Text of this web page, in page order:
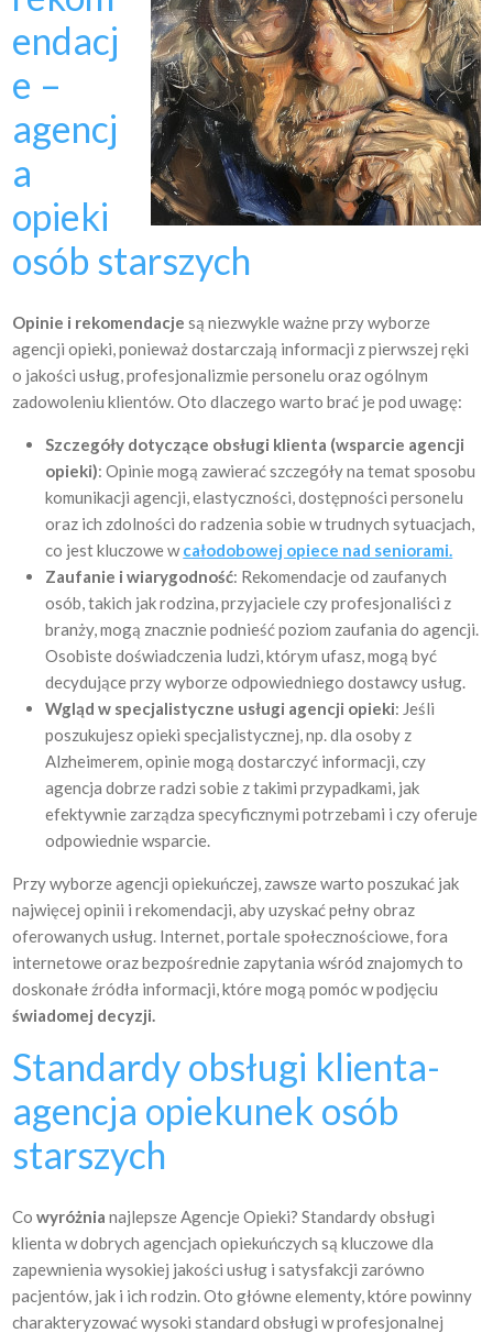
endacj
e –
agencj
a
opieki
osób starszych
Opinie i rekomendacjesą niezwykle ważne przy wyborze
agencji opieki, ponieważ dostarczają informacji z pierwszej ręki
o jakości usług, profesjonalizmie personelu oraz ogólnym
zadowoleniu klientów. Oto dlaczego warto brać je pod uwagę:
Szczegóły dotyczące obsługi klienta (wsparcie agencji
opieki): Opinie mogą zawierać szczegóły na temat sposobu
komunikacji agencji, elastyczności, dostępności personelu
oraz ich zdolności do radzenia sobie w trudnych sytuacjach,
co jest kluczowe wcałodobowej opiece nad seniorami.
Zaufanie i wiarygodność: Rekomendacje od zaufanych
osób, takich jak rodzina, przyjaciele czy profesjonaliści z
branży, mogą znacznie podnieść poziom zaufania do agencji.
Osobiste doświadczenia ludzi, którym ufasz, mogą być
decydujące przy wyborze odpowiedniego dostawcy usług.
Wgląd w specjalistyczne usługi agencji opieki: Jeśli
poszukujesz opieki specjalistycznej, np. dla osoby z
Alzheimerem, opinie mogą dostarczyć informacji, czy
agencja dobrze radzi sobie z takimi przypadkami, jak
efektywnie zarządza specyficznymi potrzebami i czy oferuje
odpowiednie wsparcie.
Przy wyborze agencji opiekuńczej, zawsze warto poszukać jak
najwięcej opinii i rekomendacji, aby uzyskać pełny obraz
oferowanych usług. Internet, portale społecznościowe, fora
internetowe oraz bezpośrednie zapytania wśród znajomych to
doskonałe źródła informacji, które mogą pomóc w podjęciu
świadomej decyzji.
Standardy obsługi klienta-
agencja opiekunek osób
starszych
Cowyróżnianajlepsze Agencje Opieki? Standardy obsługi
klienta w dobrych agencjach opiekuńczych są kluczowe dla
zapewnienia wysokiej jakości usług i satysfakcji zarówno
pacjentów, jak i ich rodzin. Oto główne elementy, które powinny
charakteryzować wysoki standard obsługi w profesjonalnej